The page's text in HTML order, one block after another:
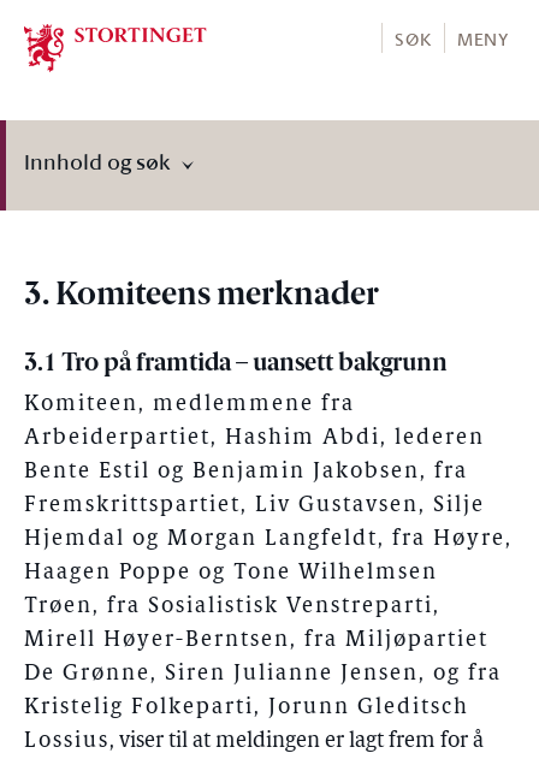
Stortinget.no
SØK MENY
Innhold og søk
3. Komiteens merknader
3.1 Tro på framtida – uansett bakgrunn
Komiteen, medlemmene fra
Arbeiderpartiet, Hashim Abdi, lederen
Bente Estil og Benjamin Jakobsen, fra
Fremskrittspartiet, Liv Gustavsen, Silje
Hjemdal og Morgan Langfeldt, fra Høyre,
Haagen Poppe og Tone Wilhelmsen
Trøen, fra Sosialistisk Venstreparti,
Mirell Høyer-Berntsen, fra Miljøpartiet
De Grønne, Siren Julianne Jensen, og fra
Kristelig Folkeparti, Jorunn Gleditsch
Lossius, viser til at meldingen er lagt frem for å